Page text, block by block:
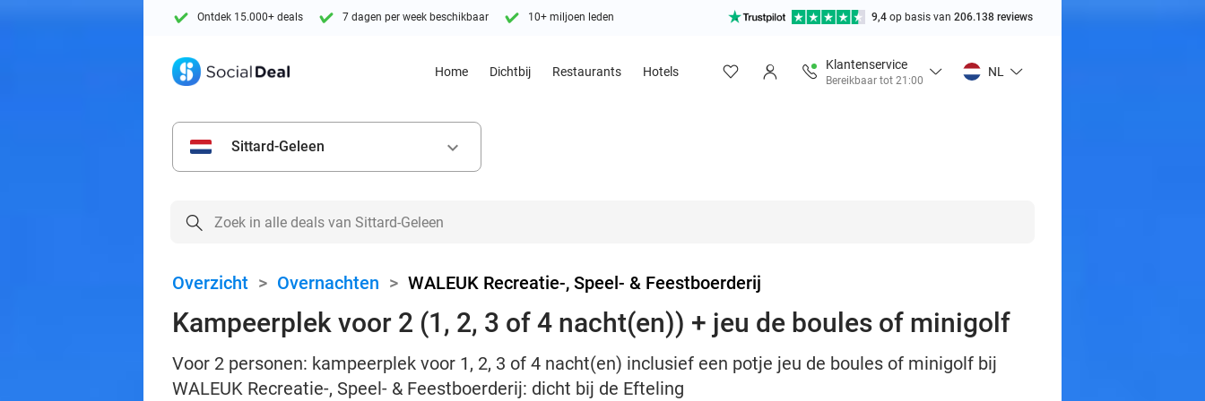
Ontdek 15.000+ deals 7 dagen per week beschikbaar 10+ miljoen leden 9,4 op basis van 206.138 reviews
Home Dichtbij Restaurants Hotels
Klantenservice
Bereikbaar tot 21:00
NL
Sittard-Geleen keyboard_arrow_down
Overzicht > Overnachten > WALEUK Recreatie-, Speel- & Feestboerderij
Kampeerplek voor 2 (1, 2, 3 of 4 nacht(en)) + jeu de boules of minigolf
Voor 2 personen: kampeerplek voor 1, 2, 3 of 4 nacht(en) inclusief een potje jeu de boules of minigolf bij
WALEUK Recreatie-, Speel- & Feestboerderij: dicht bij de Efteling